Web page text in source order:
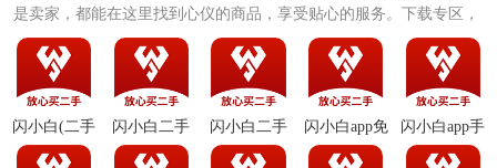
【闪小白app最新版技巧】
是卖家，都能在这里找到心仪的商品，享受贴心的服务。下载专区，
让您轻松获取最新应用，...
闪小白(二手
自营商城)
闪小白二手
机回收app
闪小白二手
交易app
闪小白app免
费版
闪小白app手
机版